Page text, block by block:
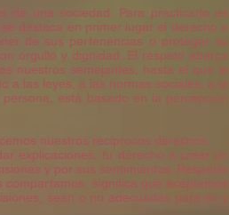
de una sociedad. Para practicarlo es
destaca en primer lugar el derecho a
de sus pertenencias o proteger su
orgullo y dignidad. El respeto abarca
nuestros semejantes, hasta el que le
a las leyes, a las normas sociales, a la
está basado en la percepción
nuestros recíprocos derechos.
explicaciones, tu derecho a crear un
y por sus sentimientos. Respetar
significa que aceptamos
sean o no adecuadas para mí y